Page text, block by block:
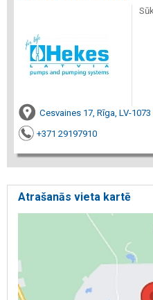
Cesvaines 17, Rīga, LV-1073
+371 29197910
Atrašanās vieta kartē